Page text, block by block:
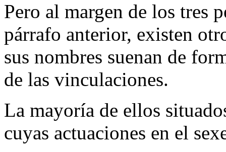
Pero al margen de los tres
párrafo anterior, existen
sus nombres suenan de
de las vinculaciones.
La mayoría de ellos
cuyas actuaciones en el